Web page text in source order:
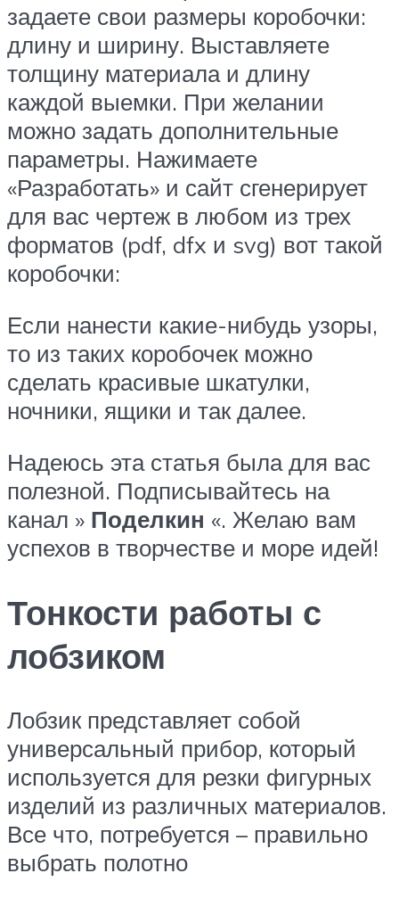
задаете свои размеры коробочки:
длину и ширину. Выставляете
толщину материала и длину
каждой выемки. При желании
можно задать дополнительные
параметры. Нажимаете
«Разработать» и сайт сгенерирует
для вас чертеж в любом из трех
форматов (pdf, dfx и svg) вот такой
коробочки:
Если нанести какие-нибудь узоры,
то из таких коробочек можно
сделать красивые шкатулки,
ночники, ящики и так далее.
Надеюсь эта статья была для вас
полезной. Подписывайтесь на
канал » Поделкин «. Желаю вам
успехов в творчестве и море идей!
Тонкости работы с
лобзиком
Лобзик представляет собой
универсальный прибор, который
используется для резки фигурных
изделий из различных материалов.
Все что, потребуется – правильно
выбрать полотно